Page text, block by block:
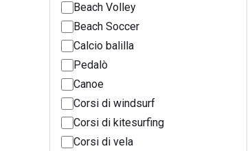
Beach Volley
Beach Soccer
Calcio balilla
Pedalò
Canoe
Corsi di windsurf
Corsi di kitesurfing
Corsi di vela